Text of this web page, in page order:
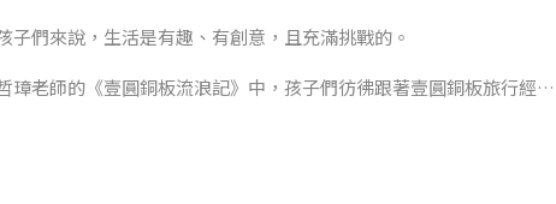
們來說，生活是有趣、有創意，且充滿挑戰的。
老師的《壹圓銅板流浪記》中，孩子們彷彿跟著壹圓銅板旅行經歷